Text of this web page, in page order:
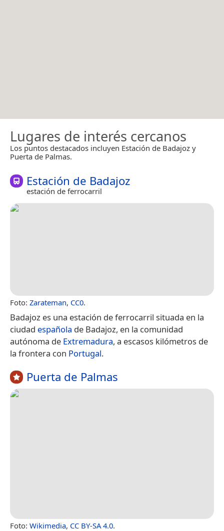
Lugares de interés cercanos
Los puntos destacados incluyen Estación de Badajoz y
Puerta de Palmas.
Estación de Badajoz
estación de ferrocarril
Foto: Zarateman, CC0.
Badajoz es una estación de ferrocarril situada en la
ciudad española de Badajoz, en la comunidad
autónoma de Extremadura, a escasos kilómetros de
la frontera con Portugal.
Puerta de Palmas
Foto: Wikimedia, CC BY-SA 4.0.